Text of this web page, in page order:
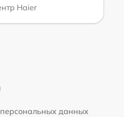
Haier
данных